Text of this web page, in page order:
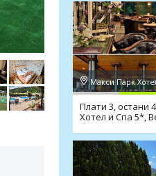
Плати 3, остани
Хотел и Спа 5*,
басейни, СПА